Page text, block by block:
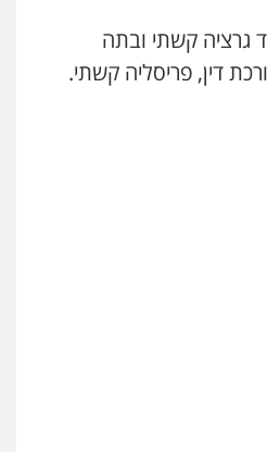
גרציה קשתי ובתה
דין, פריסליה קשתי.